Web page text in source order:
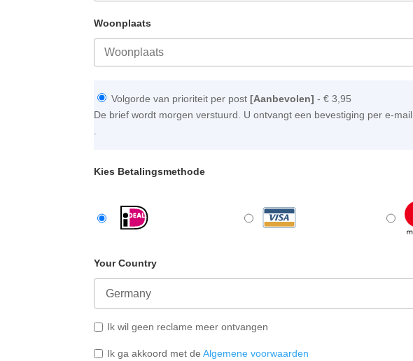
Woonplaats
Volgorde van prioriteit per post[Aanbevolen]-€ 3,95
De brief wordt morgen verstuurd. U ontvangt een bevestiging per e-mail
Kies Betalingsmethode
Your Country
Ik wil geen reclame meer ontvangen
Ik ga akkoord met deAlgemene voorwaarden